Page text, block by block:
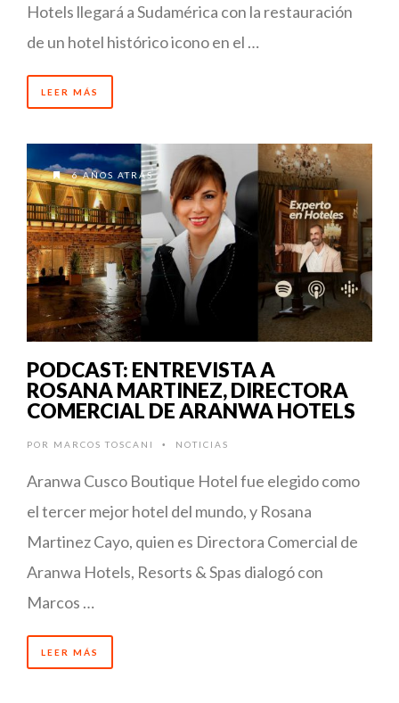
Hotels llegará a Sudamérica con la restauración
de un hotel histórico icono en el …
LEER MÁS
6 AÑOS ATRÁS
PODCAST: ENTREVISTA A
ROSANA MARTINEZ, DIRECTORA
COMERCIAL DE ARANWA HOTELS
POR MARCOS TOSCANI • NOTICIAS
Aranwa Cusco Boutique Hotel fue elegido como
el tercer mejor hotel del mundo, y Rosana
Martinez Cayo, quien es Directora Comercial de
Aranwa Hotels, Resorts & Spas dialogó con
Marcos …
LEER MÁS